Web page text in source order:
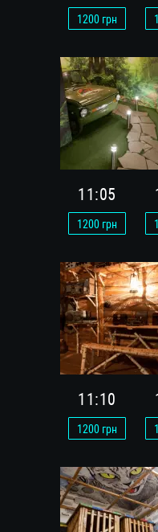
1200 грн
11:05
1200 грн
11:10
1200 грн